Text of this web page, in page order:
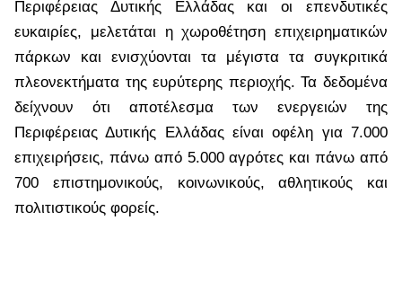
Περιφέρειας Δυτικής Ελλάδας και οι επενδυτικές
ευκαιρίες, μελετάται η χωροθέτηση επιχειρηματικών
πάρκων και ενισχύονται τα μέγιστα τα συγκριτικά
πλεονεκτήματα της ευρύτερης περιοχής.Τα δεδομένα
δείχνουν ότι αποτέλεσμα των ενεργειών της
Περιφέρειας Δυτικής Ελλάδας είναι οφέλη για 7.000
επιχειρήσεις, πάνω από 5.000 αγρότες και πάνω από
700 επιστημονικούς, κοινωνικούς, αθλητικούς και
πολιτιστικούς φορείς.